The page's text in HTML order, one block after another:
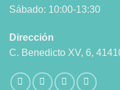
Sábado: 10:00-13:30
Dirección
C. Benedicto XV, 6,